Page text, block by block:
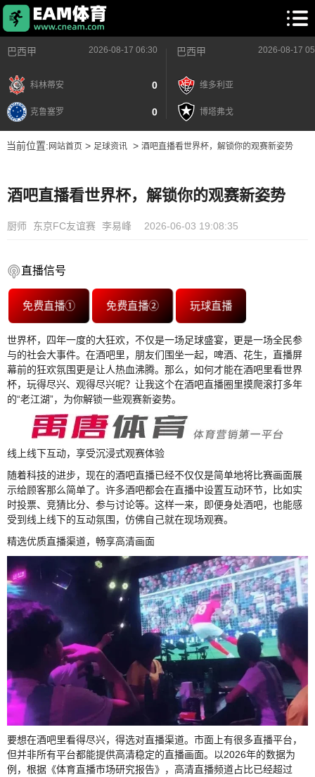
巴西甲 2026-08-17 06:30
科林蒂安 0
克鲁塞罗 0
巴西甲 2026-08-17
维多利亚
博塔弗戈
当前位置: 网站首页> 足球资讯> 酒吧直播看世界杯，解锁你的观赛新姿势
酒吧直播看世界杯，解锁你的观赛新姿势
厨师 东京FC友谊赛 李易峰 2026-06-03 19:08:35
直播信号
免费直播① 免费直播② 玩球直播
世界杯，四年一度的大狂欢，不仅是一场足球盛宴，更是一场全民参
与的社会大事件。在酒吧里，朋友们围坐一起，啤酒、花生，直播屏
幕前的狂欢氛围更是让人热血沸腾。那么，如何才能在酒吧里看世界
杯，玩得尽兴、观得尽兴呢？让我这个在酒吧直播圈里摸爬滚打多年
的“老江湖”，为你解锁一些观赛新姿势。
线上线下互动，享受沉浸式观赛体验
随着科技的进步，现在的酒吧直播已经不仅仅是简单地将比赛画面展
示给顾客那么简单了。许多酒吧都会在直播中设置互动环节，比如实
时投票、竞猜比分、参与讨论等。这样一来，即便身处酒吧，也能感
受到线上线下的互动氛围，仿佛自己就在现场观赛。
精选优质直播渠道，畅享高清画面
要想在酒吧里看得尽兴，得选对直播渠道。市面上有很多直播平台，
但并非所有平台都能提供高清稳定的直播画面。以2026年的数据为
例，根据《体育直播市场研究报告》，高清直播频道占比已经超过